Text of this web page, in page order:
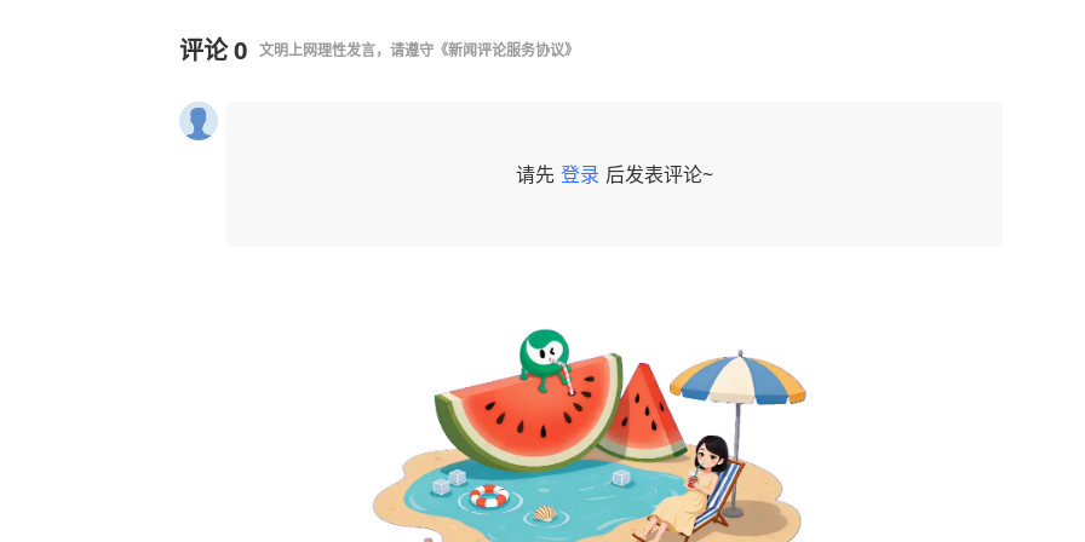
评论0 文明上网理性发言，请遵守 《新闻评论服务协议》
请先 登录 后发表评论~